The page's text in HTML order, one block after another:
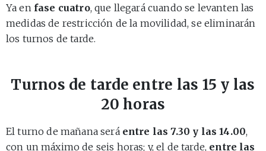
Ya en fase cuatro, que llegará cuando se levanten las
medidas de restricción de la movilidad, se eliminarán
los turnos de tarde.
Turnos de tarde entre las 15 y las
20 horas
El turno de mañana será entre las 7.30 y las 14.00,
con un máximo de seis horas; y, el de tarde, entre las